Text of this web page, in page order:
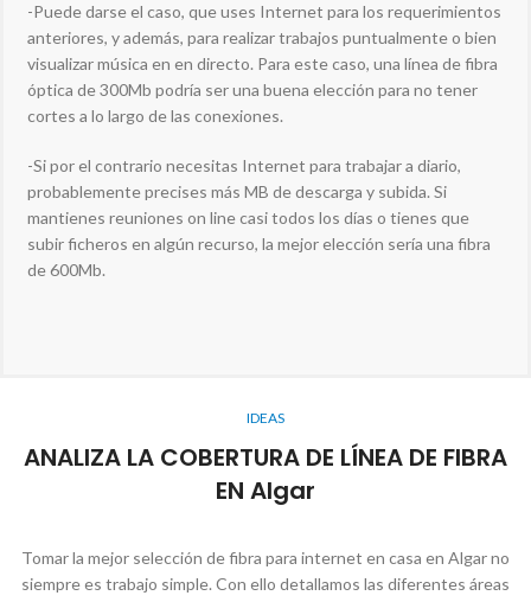
-Puede darse el caso, que uses Internet para los requerimientos
anteriores, y además, para realizar trabajos puntualmente o bien
visualizar música en en directo. Para este caso, una línea de fibra
óptica de 300Mb podría ser una buena elección para no tener
cortes a lo largo de las conexiones.
-Si por el contrario necesitas Internet para trabajar a diario,
probablemente precises más MB de descarga y subida. Si
mantienes reuniones on line casi todos los días o tienes que
subir ficheros en algún recurso, la mejor elección sería una fibra
de 600Mb.
IDEAS
ANALIZA LA COBERTURA DE LÍNEA DE FIBRA
EN Algar
Tomar la mejor selección de fibra para internet en casa en Algar no
siempre es trabajo simple. Con ello detallamos las diferentes áreas